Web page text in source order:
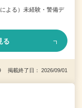
よる）未経験・警備デ
る
掲載終了日： 2026/09/01